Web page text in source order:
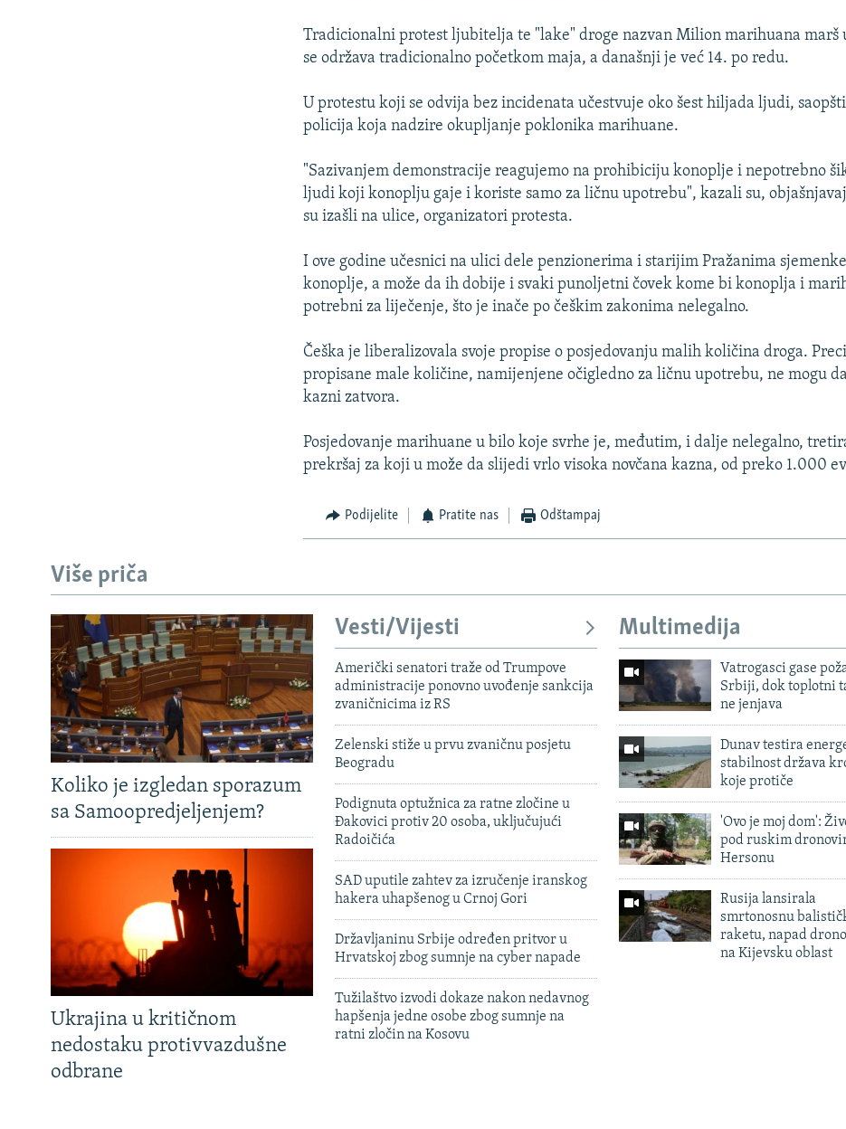
Tradicionalni protest ljubitelja te "lake" droge nazvan Milion marihuana marš
se održava tradicionalno početkom maja, a današnji je već 14. po redu.
U protestu koji se odvija bez incidenata učestvuje oko šest hiljada ljudi,
policija koja nadzire okupljanje poklonika marihuane.
"Sazivanjem demonstracije reagujemo na prohibiciju konoplje i nepotrebno
ljudi koji konoplju gaje i koriste samo za ličnu upotrebu", kazali su,
su izašli na ulice, organizatori protesta.
I ove godine učesnici na ulici dele penzionerima i starijim Pražanima sjemenke
konoplje, a može da ih dobije i svaki punoljetni čovek kome bi konoplja i
potrebni za liječenje, što je inače po češkim zakonima nelegalno.
Češka je liberalizovala svoje propise o posjedovanju malih količina droga.
propisane male količine, namijenjene očigledno za ličnu upotrebu, ne mogu
kazni zatvora.
Posjedovanje marihuane u bilo koje svrhe je, međutim, i dalje nelegalno,
prekršaj za koji u može da slijedi vrlo visoka novčana kazna, od preko 1.000
Podijelite Pratite nas Odštampaj
Više priča
Koliko je izgledan sporazum
sa Samoopredjeljenjem?
Ukrajina u kritičnom
nedostaku protivvazdušne
odbrane
Vesti/Vijesti
Američki senatori traže od Trumpove
administracije ponovno uvođenje sankcija
zvaničnicima iz RS
Zelenski stiže u prvu zvaničnu posjetu
Beogradu
Podignuta optužnica za ratne zločine u
Đakovici protiv 20 osoba, uključujući
Radoičića
SAD uputile zahtev za izručenje iranskog
hakera uhapšenog u Crnoj Gori
Državljaninu Srbije određen pritvor u
Hrvatskoj zbog sumnje na cyber napade
Tužilaštvo izvodi dokaze nakon nedavnog
hapšenja jedne osobe zbog sumnje na
ratni zločin na Kosovu
Multimedija
Vatrogasci gase
Srbiji, dok toplotni
ne jenjava
Dunav testira
stabilnost država
koje protiče
'Ovo je moj dom':
pod ruskim
Hersonu
Rusija lansirala
smrtonosnu
raketu, napad
na Kijevsku oblast